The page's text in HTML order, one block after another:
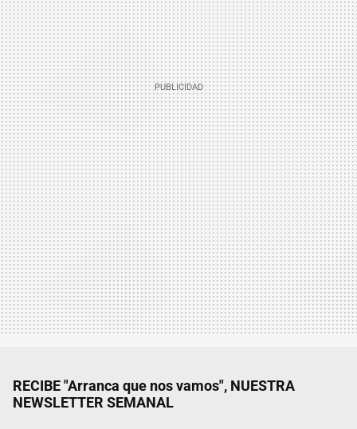
RECIBE "Arranca que nos vamos", NUESTRA
NEWSLETTER SEMANAL